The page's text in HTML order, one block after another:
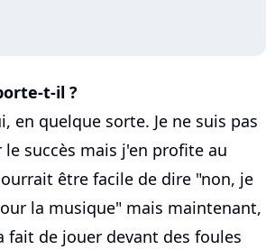
t-il ?
en quelque sorte. Je ne suis pas
succès mais j'en profite au
être facile de dire "non, je
la musique" mais maintenant,
fait de jouer devant des foules